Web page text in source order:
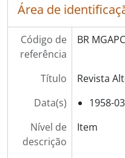
Área de
Código de
referência
BR
Título
Revista
Data(s)
1958-
Nível de
descrição
Item